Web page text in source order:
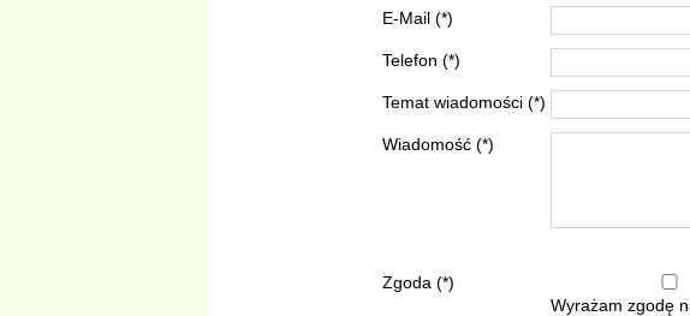
E-Mail (*)
Telefon (*)
Temat wiadomości (*)
Wiadomość (*)
Zgoda (*)
Wyrażam zgodę